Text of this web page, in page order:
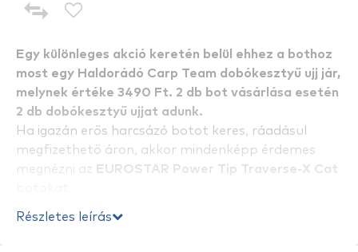
Egy különleges akció keretén belül ehhez a bothoz
most egy Haldorádó Carp Team dobókesztyű ujj jár,
melynek értéke 3490 Ft. 2 db bot vásárlása esetén
2 db dobókesztyű ujjat adunk.
Ha igazán erős harcsázó botot keres, ráadásul
megfizethető áron, akkor mindenképp érdemes
megnézni az EUROSTAR Power Tip Traverse-X Cat
Részletes leírás